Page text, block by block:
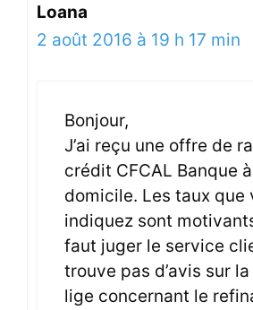
Loana
2 août 2016 à 19 h 17 min
Bonjour,
J’ai reçu une offre de
crédit CFCAL Banque
domicile. Les taux que
indiquez sont
faut juger le service
trouve pas d’avis sur
lige concernant le